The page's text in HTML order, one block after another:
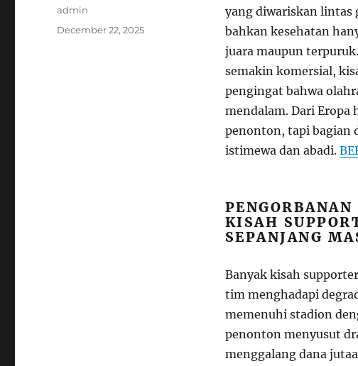
yang diwariskan lintas
bahkan kesehatan
juara maupun
semakin komersial,
pengingat bahwa
mendalam. Dari Eropa
penonton, tapi bagian
istimewa dan abadi.
KISAH
SEPANJANG
Banyak kisah
tim menghadapi
memenuhi stadion
penonton menyusut
menggalang dana
Author
admin
Posted
December 22, 2025